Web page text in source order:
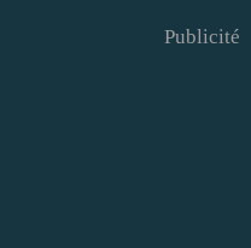
Publicité